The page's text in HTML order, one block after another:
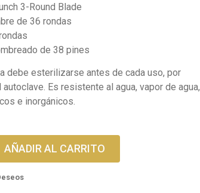
3-Round Blade
de 36 rondas
de 38 pines
debe esterilizarse antes de cada uso, por
Es resistente al agua, vapor de agua,
e inorgánicos.
AÑADIR AL CARRITO